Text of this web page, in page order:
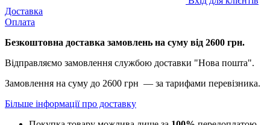
Доставка
Оплата
Безкоштовна доставка замовлень на суму від 2600 грн.
Відправляємо замовлення службою доставки "Нова пошта".
Замовлення на суму до 2600 грн — за тарифами перевізника.
Більше інформації про доставку